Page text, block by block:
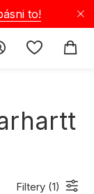
to!
Filtery (1)